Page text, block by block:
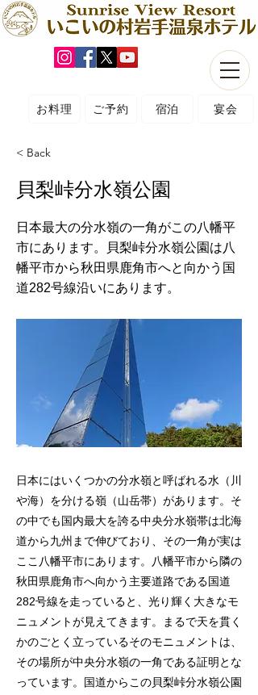
ご予約
お料理 宿泊 宴会
< Back
貝梨峠分水嶺公園
日本最大の分水嶺の一角がこの八幡平
市にあります。貝梨峠分水嶺公園は八
幡平市から秋田県鹿角市へと向かう国
道282号線沿いにあります。
日本にはいくつかの分水嶺と呼ばれる水（川
や海）を分ける嶺（山岳帯）があります。そ
の中でも国内最大を誇る中央分水嶺帯は北海
道から九州まで伸びており、その一角が実は
ここ八幡平市にあります。八幡平市から隣の
秋田県鹿角市へ向かう主要道路である国道
282号線を走っていると、光り輝く大きなモ
ニュメントが見えてきます。まるで天を貫く
かのごとく立っているそのモニュメントは、
その場所が中央分水嶺の一角である証明とな
っています。国道からこの貝梨峠分水嶺公園